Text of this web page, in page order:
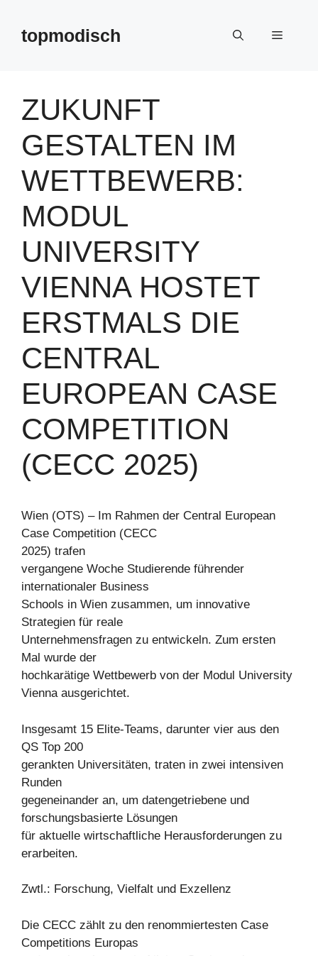
springentopmodisch Menü
ZUKUNFT
GESTALTEN IM
WETTBEWERB:
MODUL
UNIVERSITY
VIENNA HOSTET
ERSTMALS DIE
CENTRAL
EUROPEAN CASE
COMPETITION
(CECC 2025)
Wien (OTS) – Im Rahmen der Central European
Case Competition (CECC
2025) trafen
vergangene Woche Studierende führender
internationaler Business
Schools in Wien zusammen, um innovative
Strategien für reale
Unternehmensfragen zu entwickeln. Zum ersten
Mal wurde der
hochkarätige Wettbewerb von der Modul University
Vienna ausgerichtet.
Insgesamt 15 Elite-Teams, darunter vier aus den
QS Top 200
gerankten Universitäten, traten in zwei intensiven
Runden
gegeneinander an, um datengetriebene und
forschungsbasierte Lösungen
für aktuelle wirtschaftliche Herausforderungen zu
erarbeiten.
Zwtl.: Forschung, Vielfalt und Exzellenz
Die CECC zählt zu den renommiertesten Case
Competitions Europas